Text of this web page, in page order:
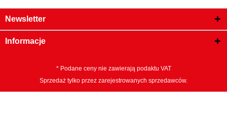
Newsletter
Informacje
* Podane ceny nie zawierają podaktu VAT
Sprzedaż tylko przez zarejestrowanych sprzedawców.